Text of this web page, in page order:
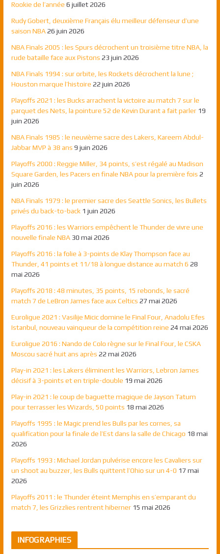
Rookie de l’année 6 juillet 2026
Rudy Gobert, deuxième Français élu meilleur défenseur d’une
saison NBA 26 juin 2026
NBA Finals 2005 : les Spurs décrochent un troisième titre NBA, la
rude bataille face aux Pistons 23 juin 2026
NBA Finals 1994 : sur orbite, les Rockets décrochent la lune ;
Houston marque l’histoire 22 juin 2026
Playoffs 2021 : les Bucks arrachent la victoire au match 7 sur le
parquet des Nets, la pointure 52 de Kevin Durant a fait parler 19
juin 2026
NBA Finals 1985 : le neuvième sacre des Lakers, Kareem Abdul-
Jabbar MVP à 38 ans 9 juin 2026
Playoffs 2000 : Reggie Miller, 34 points, s’est régalé au Madison
Square Garden, les Pacers en finale NBA pour la première fois 2
juin 2026
NBA Finals 1979 : le premier sacre des Seattle Sonics, les Bullets
privés du back-to-back 1 juin 2026
Playoffs 2016 : les Warriors empêchent le Thunder de vivre une
nouvelle finale NBA 30 mai 2026
Playoffs 2016 : la folie à 3-points de Klay Thompson face au
Thunder, 41 points et 11/18 à longue distance au match 6 28
mai 2026
Playoffs 2018 : 48 minutes, 35 points, 15 rebonds, le sacré
match 7 de LeBron James face aux Celtics 27 mai 2026
Euroligue 2021 : Vasilije Micic domine le Final Four, Anadolu Efes
Istanbul, nouveau vainqueur de la compétition reine 24 mai 2026
Euroligue 2016 : Nando de Colo règne sur le Final Four, le CSKA
Moscou sacré huit ans après 22 mai 2026
Play-in 2021 : les Lakers éliminent les Warriors, Lebron James
décisif à 3-points et en triple-double 19 mai 2026
Play-in 2021 : le coup de baguette magique de Jayson Tatum
pour terrasser les Wizards, 50 points 18 mai 2026
Playoffs 1995 : le Magic prend les Bulls par les cornes, sa
qualification pour la finale de l’Est dans la salle de Chicago 18 mai
2026
Playoffs 1993 : Michael Jordan pulvérise encore les Cavaliers sur
un shoot au buzzer, les Bulls quittent l’Ohio sur un 4-0 17 mai
2026
Playoffs 2011 : le Thunder éteint Memphis en s’emparant du
match 7, les Grizzlies rentrent hiberner 15 mai 2026
INFOGRAPHIES